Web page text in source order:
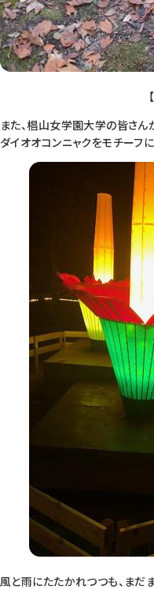
また、椙山女学園大学の皆さん
ダイオオコンニャクをモチーフ
風と雨にたたかれつつも、まだ